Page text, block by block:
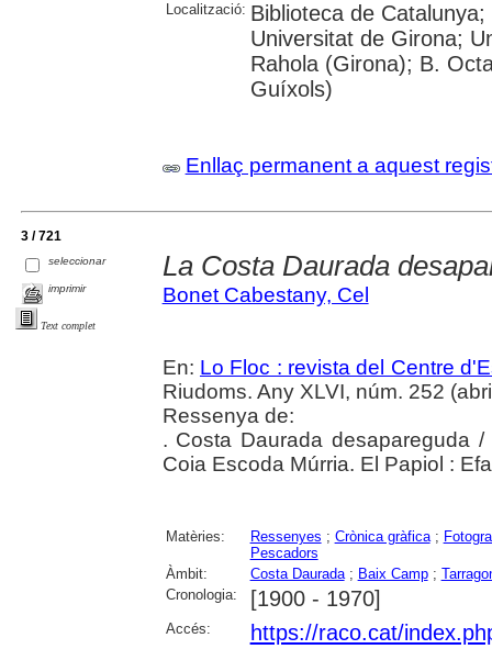
Localització: Biblioteca de
Universitat de Girona;
Rahola (Girona); B.
Guíxols)
Enllaç permanent a aquest
3 / 721
seleccionar
imprimir
Text complet
La Costa Daurada
Bonet Cabestany, Cel
En: Lo Floc : revista del Centre
Riudoms. Any XLVI, núm. 252
Ressenya de:
. Costa Daurada desapareguda
Coia Escoda Múrria. El Papiol :
Matèries: Ressenyes ; Crònica gràfica;
Pescadors
Àmbit:
Costa Daurada; Baix Camp;
Cronologia:
[1900 - 1970]
Accés: https://raco.cat/